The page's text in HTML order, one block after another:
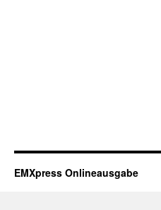
EMXpress Onlineausgabe